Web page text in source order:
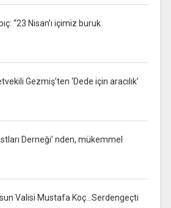
“23 Nisan’ı içimiz buruk
Gezmiş’ten ‘Dede için aracılık’
Derneği’ nden, mükemmel
Valisi Mustafa Koç…Serdengeçti